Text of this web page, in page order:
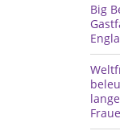
Big